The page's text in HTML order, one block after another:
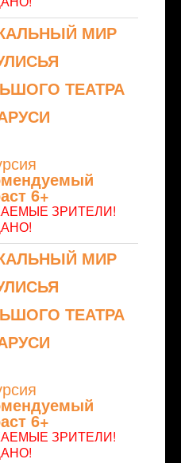
МИР
ТЕАТРА
6+
ЗРИТЕЛИ!
МИР
ТЕАТРА
6+
ЗРИТЕЛИ!